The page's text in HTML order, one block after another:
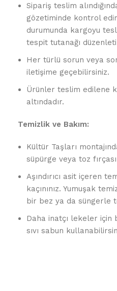
Sipariş teslim
gözetiminde kontrol
durumunda kargoyu
tespit tutanağı
Her türlü sorun veya
iletişime geçebilirsiniz.
Ürünler teslim edilene
altındadır.
Temizlik ve Bakım:
Kültür Taşları
süpürge veya toz fırçası
Aşındırıcı asit içeren
kaçınınız. Yumuşak
bir bez ya da süngerle
Daha inatçı lekeler için
sıvı sabun